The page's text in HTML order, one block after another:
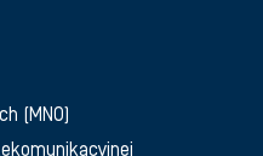
(MNO)